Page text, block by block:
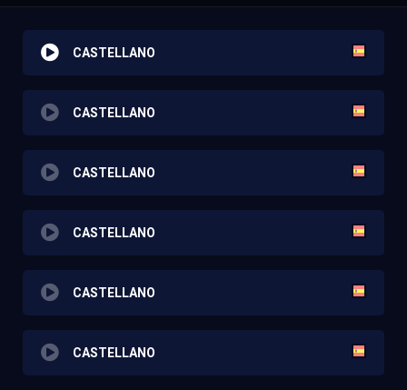
CASTELLANO
CASTELLANO
CASTELLANO
CASTELLANO
CASTELLANO
CASTELLANO